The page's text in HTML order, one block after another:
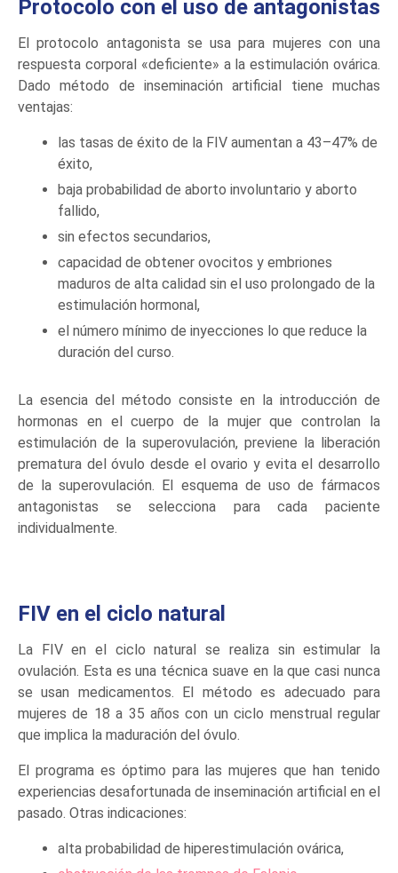
Protocolo con el uso de antagonistas
El protocolo antagonista se usa para mujeres con una
respuesta corporal «deficiente» a la estimulación ovárica.
Dado método de inseminación artificial tiene muchas
ventajas:
las tasas de éxito de la FIV aumentan a 43–47% de
éxito,
baja probabilidad de aborto involuntario y aborto
fallido,
sin efectos secundarios,
capacidad de obtener ovocitos y embriones
maduros de alta calidad sin el uso prolongado de la
estimulación hormonal,
el número mínimo de inyecciones lo que reduce la
duración del curso.
La esencia del método consiste en la introducción de
hormonas en el cuerpo de la mujer que controlan la
estimulación de la superovulación, previene la liberación
prematura del óvulo desde el ovario y evita el desarrollo
de la superovulación. El esquema de uso de fármacos
antagonistas se selecciona para cada paciente
individualmente.
FIV en el ciclo natural
La FIV en el ciclo natural se realiza sin estimular la
ovulación. Esta es una técnica suave en la que casi nunca
se usan medicamentos. El método es adecuado para
mujeres de 18 a 35 años con un ciclo menstrual regular
que implica la maduración del óvulo.
El programa es óptimo para las mujeres que han tenido
experiencias desafortunada de inseminación artificial en el
pasado. Otras indicaciones:
alta probabilidad de hiperestimulación ovárica,